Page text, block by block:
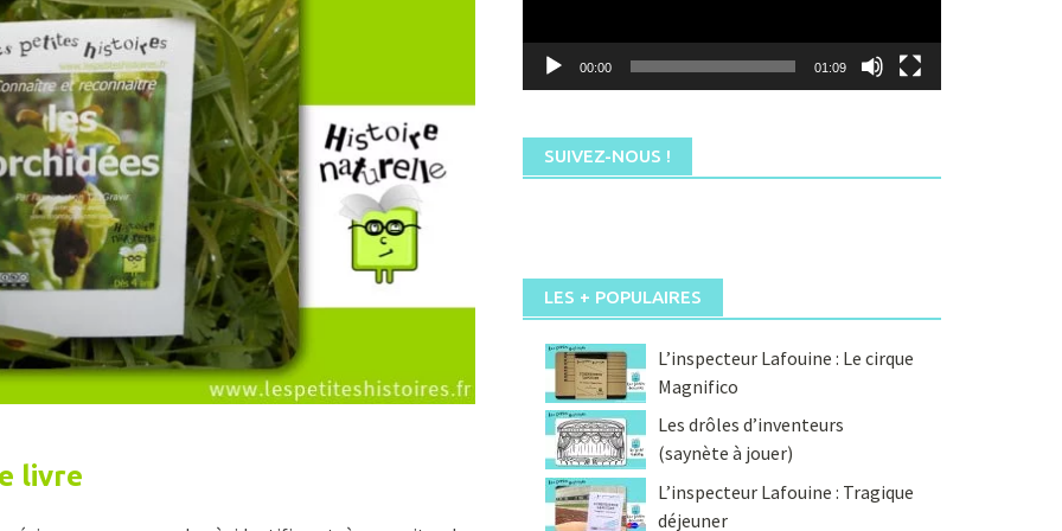
livre
00:00 01:09
SUIVEZ-NOUS !
LES + POPULAIRES
L’inspecteur Lafouine : Le cirque
Magnifico
Les drôles d’inventeurs
(saynète à jouer)
L’inspecteur Lafouine : Tragique
déjeuner